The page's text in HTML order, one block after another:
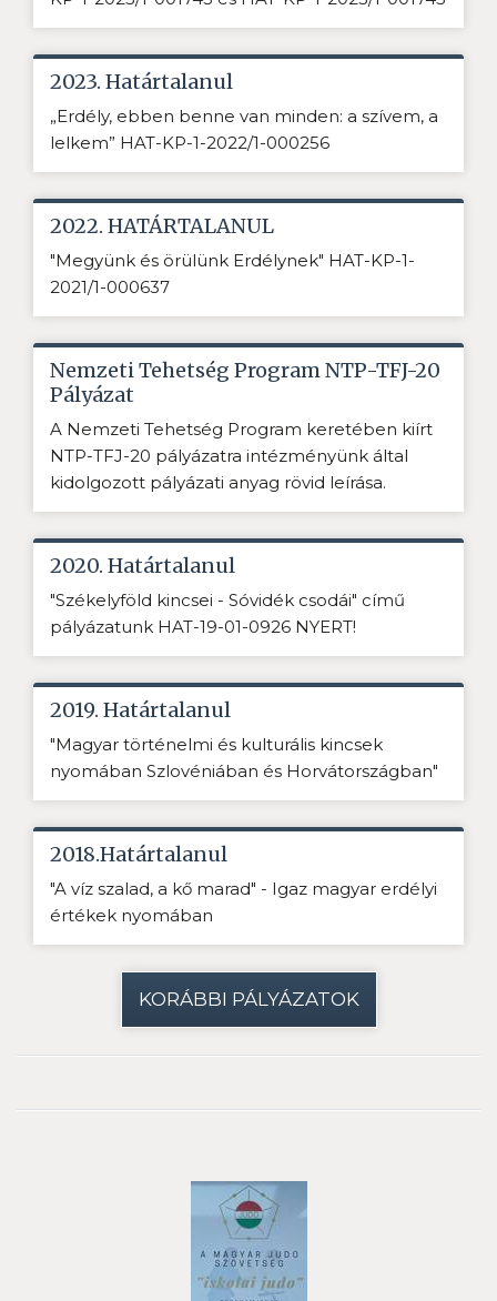
2023. Határtalanul
„Erdély, ebben benne van minden: a szívem, a
lelkem” HAT-KP-1-2022/1-000256
2022. HATÁRTALANUL
"Megyünk és örülünk Erdélynek" HAT-KP-1-
2021/1-000637
Nemzeti Tehetség Program NTP-TFJ-20
Pályázat
A Nemzeti Tehetség Program keretében kiírt
NTP-TFJ-20 pályázatra intézményünk által
kidolgozott pályázati anyag rövid leírása.
2020. Határtalanul
"Székelyföld kincsei - Sóvidék csodái" című
pályázatunk HAT-19-01-0926 NYERT!
2019. Határtalanul
"Magyar történelmi és kulturális kincsek
nyomában Szlovéniában és Horvátországban"
2018.Határtalanul
"A víz szalad, a kő marad" - Igaz magyar erdélyi
értékek nyomában
KORÁBBI PÁLYÁZATOK